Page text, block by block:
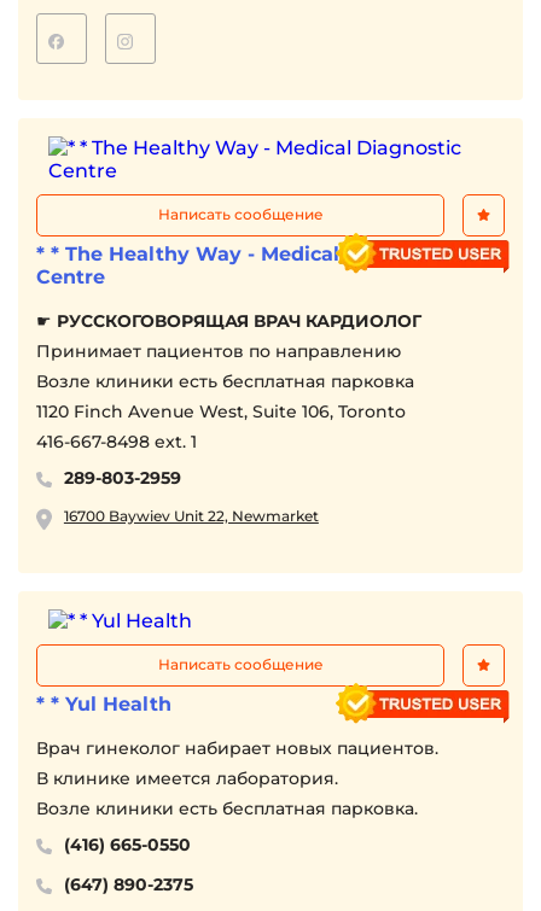
〉 ДЦП, аутизм, депресии
Для детей использую комбинацию специальных
Кривошея, задержка физического и речевого
развития, проблемы с животом - я знаю, как
помочь детям преодолеть эти препятствия.
Принимаю бенефиты.
Написать сообщение
* * The Healthy Way - Medical Diagnostic
Centre
☛ РУССКОГОВОРЯЩАЯ ВРАЧ КАРДИОЛОГ
Принимает пациентов по направлению
Возле клиники есть бесплатная парковка
1120 Finch Avenue West, Suite 106, Toronto
416-667-8498 ext. 1
289-803-2959
16700 Baywiev Unit 22, Newmarket
Написать сообщение
* * Yul Health
Врач гинеколог набирает новых пациентов.
В клинике имеется лаборатория.
Возле клиники есть бесплатная парковка.
(416) 665-0550
(647) 890-2375